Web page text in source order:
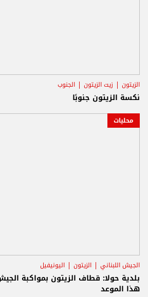
الزيتون زيت الزيتون الجنوب
نكسة الزيتون جنوبًا
محليات
الجيش اللبناني الزيتون اليونيفيل
بلدية حولا: قطاف الزيتون بمواكبة
هذا الموعد